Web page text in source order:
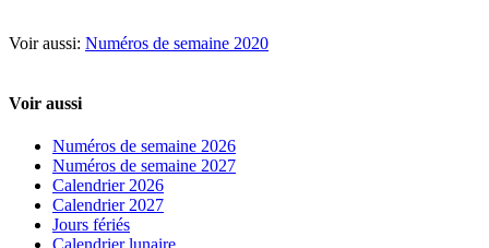
Voir aussi: Numéros de semaine 2020
Voir aussi
Numéros de semaine 2026
Numéros de semaine 2027
Calendrier 2026
Calendrier 2027
Jours fériés